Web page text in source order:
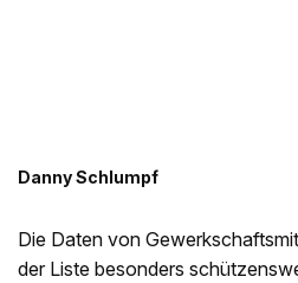
Danny Schlumpf
Die Daten von
der Liste besonders